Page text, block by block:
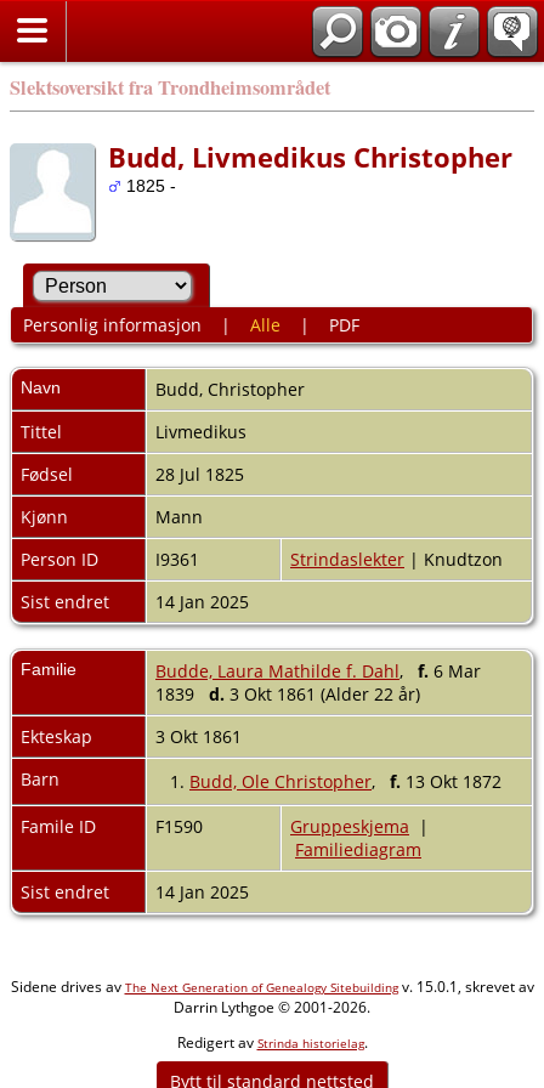
Slektsoversikt fra Trondheimsområdet
Budd, Livmedikus Christopher
1825 -
Personlig informasjon | Alle | PDF
Navn Budd, Christopher
Tittel
Livmedikus
Fødsel
28 Jul 1825
Kjønn
Mann
Person ID
I9361 Strindaslekter | Knudtzon
Sist endret
14 Jan 2025
Familie Budde, Laura Mathilde f. Dahl, f. 6 Mar
1839 d. 3 Okt 1861 (Alder 22 år)
Ekteskap
3 Okt 1861
Barn
1. Budd, Ole Christopher, f. 13 Okt 1872
Famile ID
F1590 Gruppeskjema |
Familiediagram
Sist endret
14 Jan 2025
Sidene drives av The Next Generation of Genealogy Sitebuildingv. 15.0.1, skrevet av
Darrin Lythgoe © 2001-2026.
Redigert av Strinda historielag.
Bytt til standard nettsted